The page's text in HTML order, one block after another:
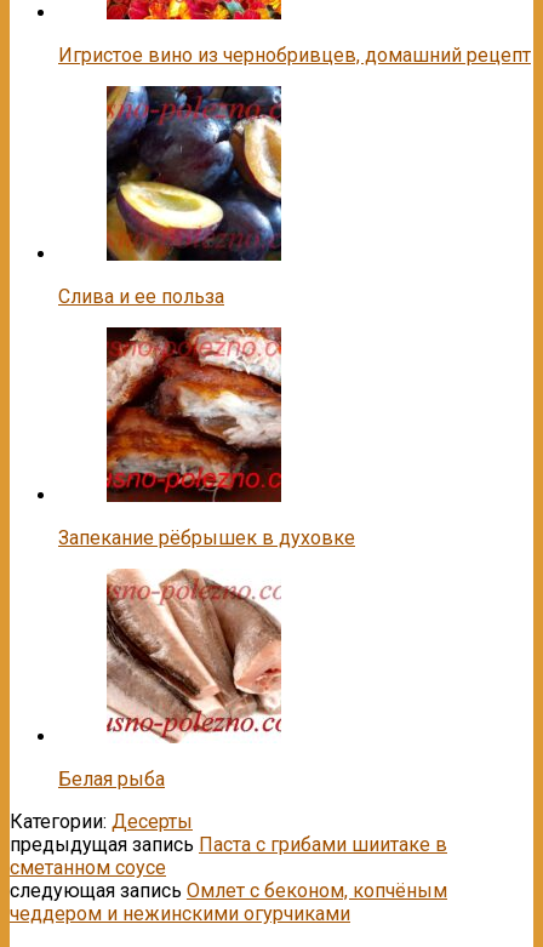
Игристое вино из чернобривцев, домашний рецепт
Слива и ее польза
Запекание рёбрышек в духовке
Белая рыба
Категории: Десерты
предыдущая запись Паста с грибами шиитаке в
сметанном соусе
следующая запись Oмлет c бeконом, копчёным
чеддeром и нежинскими огурчиками